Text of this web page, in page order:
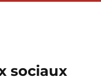
sociaux